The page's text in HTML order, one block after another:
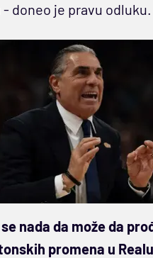
doneo je pravu odluku.
nada da može da
promena u Realu